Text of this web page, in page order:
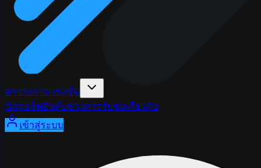
ตารางการแข่งขัน
นักกอล์ฟอันดับข่าวสารรับชมเกี่ยวกับ
เข้าสู่ระบบ